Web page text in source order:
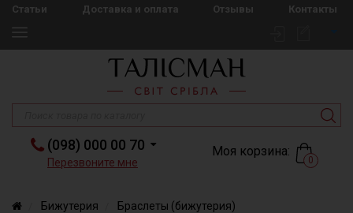
Статьи Доставка и оплата Отзывы Контакты
(098) 000 00 70
Перезвоните мне
Моя корзина:
0
Бижутерия Браслеты (бижутерия)